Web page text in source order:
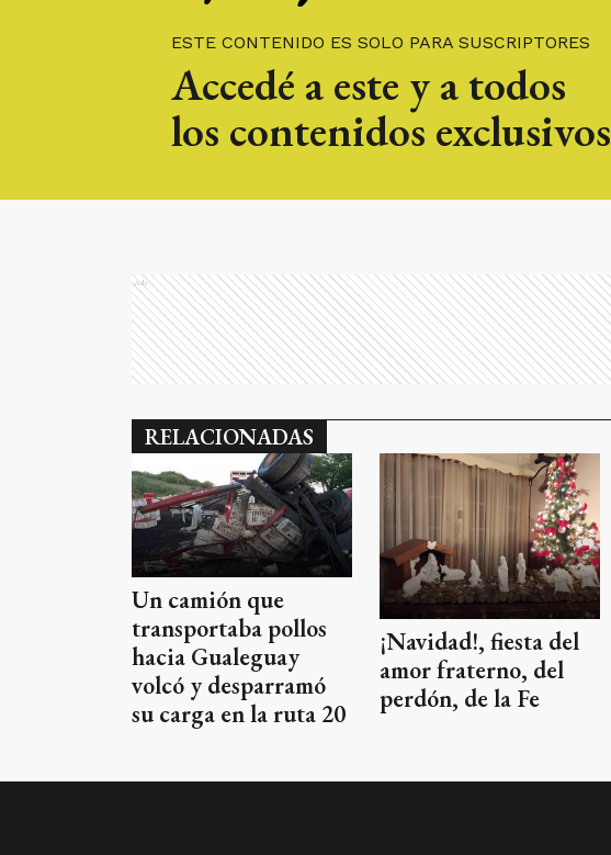
ESTE CONTENIDO ES SOLO PARA SUSCRIPTORES
Accedé a este y a todos
los contenidos exclusivos
Ads
RELACIONADAS
Un camión que
transportaba pollos
hacia Gualeguay
volcó y desparramó
su carga en la ruta 20
¡Navidad!, fiesta del
amor fraterno, del
perdón, de la Fe